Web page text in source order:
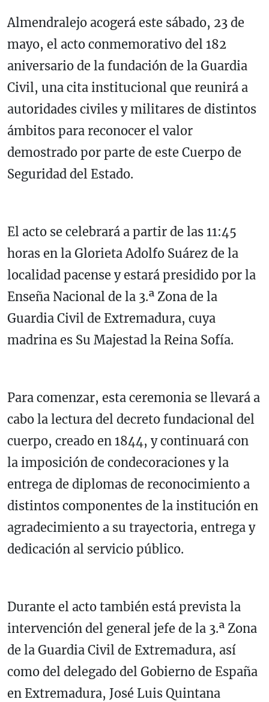
Almendralejo acogerá este sábado, 23 de
mayo, el acto conmemorativo del 182
aniversario de la fundación de la Guardia
Civil, una cita institucional que reunirá a
autoridades civiles y militares de distintos
ámbitos para reconocer el valor
demostrado por parte de este Cuerpo de
Seguridad del Estado.
El acto se celebrará a partir de las 11:45
horas en la Glorieta Adolfo Suárez de la
localidad pacense y estará presidido por la
Enseña Nacional de la 3.ª Zona de la
Guardia Civil de Extremadura, cuya
madrina es Su Majestad la Reina Sofía.
Para comenzar, esta ceremonia se llevará a
cabo la lectura del decreto fundacional del
cuerpo, creado en 1844, y continuará con
la imposición de condecoraciones y la
entrega de diplomas de reconocimiento a
distintos componentes de la institución en
agradecimiento a su trayectoria, entrega y
dedicación al servicio público.
Durante el acto también está prevista la
intervención del general jefe de la 3.ª Zona
de la Guardia Civil de Extremadura, así
como del delegado del Gobierno de España
en Extremadura, José Luis Quintana